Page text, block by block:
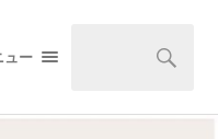
ュー